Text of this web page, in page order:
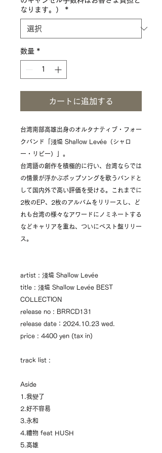
なります。）
*
数量 *
カートに追加する
台湾南部高雄出身のオルタナティブ・フォー
クバンド「淺堤 Shallow Levée（シャロ
ー・リビー）」。
台湾語の創作を積極的に行い、台湾ならでは
の情景が浮かぶポップソングを歌うバンドと
して国内外で高い評価を受ける。これまでに
2枚のEP、2枚のアルバムをリリースし、ど
れも台湾の様々なアワードにノミネートする
などキャリアを重ね、ついにベスト盤リリー
ス。
artist : 淺堤 Shallow Levée
title : 淺堤 Shallow Levée BEST
COLLECTION
release no : BRRCD131
release date：2024.10.23 wed.
price : 4400 yen (tax in)
track list :
Aside
1.我變了
2.好不容易
3.永和
4.禮物 feat HUSH
5.高雄